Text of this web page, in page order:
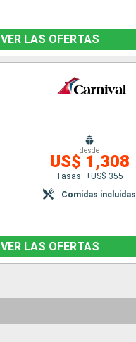
VER LAS OFERTAS
desde
US$ 1,308
Tasas: +US$ 355
Comidas incluidas
VER LAS OFERTAS